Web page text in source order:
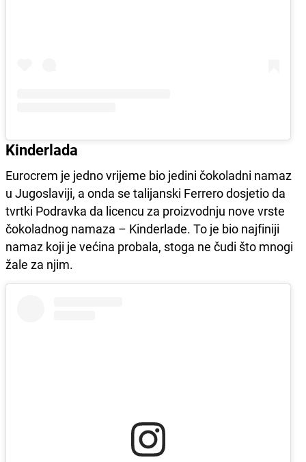
Kinderlada
Eurocrem je jedno vrijeme bio jedini čokoladni namaz
u Jugoslaviji, a onda se talijanski Ferrero dosjetio da
tvrtki Podravka da licencu za proizvodnju nove vrste
čokoladnog namaza – Kinderlade. To je bio najfiniji
namaz koji je većina probala, stoga ne čudi što mnogi
žale za njim.